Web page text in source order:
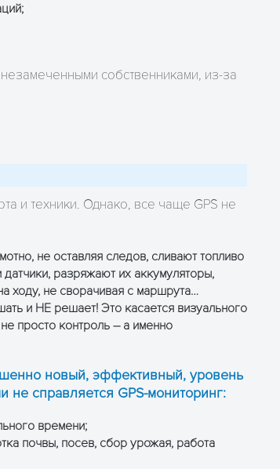
собственниками, из-за
и техники. Однако, все чаще GPS не
не оставляя следов, сливают топливо
разряжают их аккумуляторы,
ходу, не сворачивая с маршрута…
и НЕ решает! Это касается визуального
просто контроль – а именно
новый, эффективный, уровень
не справляется GPS-мониторинг:
времени;
почвы, посев, сбор урожая, работа